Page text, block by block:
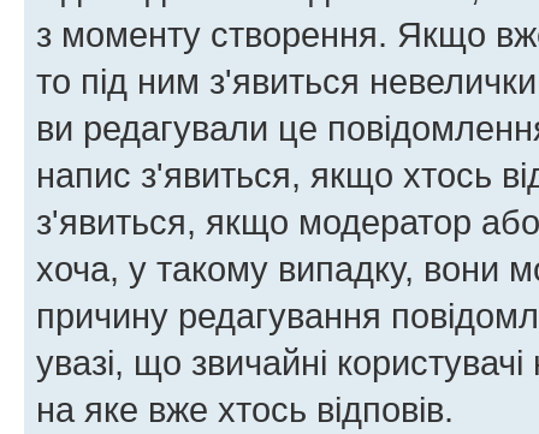
з моменту створення. Якщо
то під ним з'явиться
ви редагували це
напис з'явиться, якщо хтось
з'явиться, якщо модератор
хоча, у такому випадку, вони
причину редагування
увазі, що звичайні
на яке вже хтось відповів.